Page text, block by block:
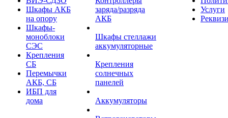
Шкафы АКБ
на опору
Шкафы-
моноблоки
СЭС
Крепления
СБ
Перемычки
АКБ, СБ
ИБП для
дома
заряда/разряда
АКБ
Шкафы стеллажи
аккумуляторные
Крепления
солнечных
панелей
Аккумуляторы
Услуги